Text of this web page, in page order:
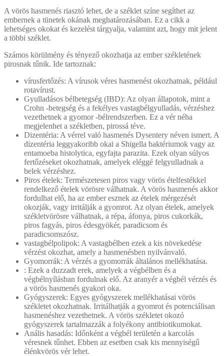
A vörös hasmenés riasztó lehet, de a széklet színe segíthet az
embernek a tünetek okának meghatározásában. Ez a cikk a
lehetséges okokat és kezelést tárgyalja, valamint azt, hogy mit jelent
a többi széklet.
Számos körülmény és tényező okozhatja az ember székletének
pirosnak tűnik. Ide tartoznak:
vírusfertőzés: A vírusok véres hasmenést okozhatnak, például
rotavírust.
Gyulladásos bélbetegség (IBD): Az olyan állapotok, mint a
Crohn -betegség és a fekélyes vastagbélgyulladás, vérzéshez
vezethetnek a gyomor -bélrendszerben. Ez a vér néha
megjelenhet a székletben, pirossá téve.
Dizentéria: A vérrel való hasmenés Dysentery néven ismert. A
dizentéria leggyakoribb okai a Shigella baktériumok vagy az
entamoeba histolytica, egyfajta parazita. Ezek olyan súlyos
fertőzéseket okozhatnak, amelyek eléggé felgyulladnak a
belek vérzéshez.
Piros ételek: Természetesen piros vagy vörös ételfestékkel
rendelkező ételek vörösre válhatnak. A vörös hasmenés akkor
fordulhat elő, ha az ember esznek az ételek mérgezését
okozják, vagy irritálják a gyomrot. Az olyan ételek, amelyek
székletvörösre válhatnak, a répa, áfonya, piros cukorkák,
piros fagyás, piros édesgyökér, paradicsom és
paradicsomszósz.
vastagbélpolipok: A vastagbélben ezek a kis növekedése
vérzést okozhat, amely a hasmenésben nyilvánvaló.
Gyomorrák: A vérzés a gyomorrák általános mellékhatása.
: Ezek a duzzadt erek, amelyek a végbélben és a
végbélnyílásban fordulnak elő. Az aranyér a végbél vérzés és
a vörös hasmenés gyakori oka.
Gyógyszerek: Egyes gyógyszerek mellékhatásai vörös
székletet okozhatnak. Irritálhatják a gyomrot és potenciálisan
hasmenéshez vezethetnek. A vörös székletet okozó
gyógyszerek tartalmazzák a folyékony antibiotikumokat.
Anális hasadás: Időnként a végbél területén a karcolás
véresnek tűnhet. Ebben az esetben csak kis mennyiségű
élénkvörös vér lehet.